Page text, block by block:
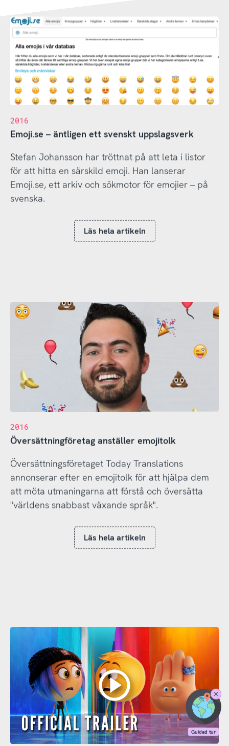
2016
Emoji.se – äntligen ett svenskt uppslagsverk
Stefan Johansson har tröttnat på att leta i listor
för att hitta en särskild emoji. Han lanserar
Emoji.se, ett arkiv och sökmotor för emojier – på
svenska.
Läs hela artikeln
2016
Översättningföretag anställer emojitolk
Översättningsföretaget Today Translations
annonserar efter en emojitolk för att hjälpa dem
att möta utmaningarna att förstå och översätta
"världens snabbast växande språk".
Läs hela artikeln
Stäng
Guidad
tur